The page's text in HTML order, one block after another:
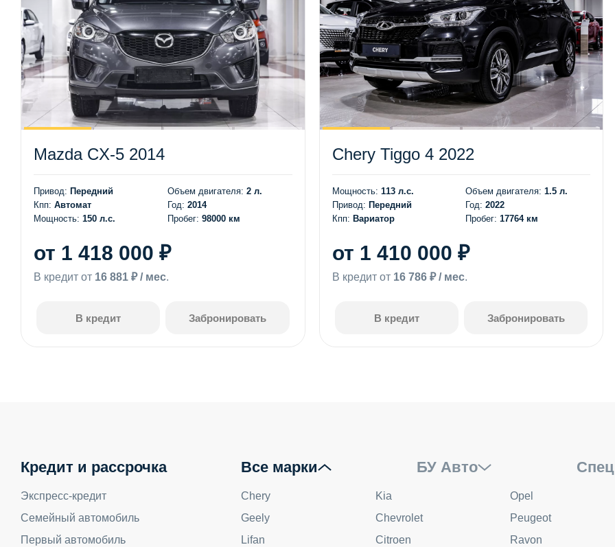
Mazda CX-5 2014
Привод: Передний
Кпп: Автомат
Мощность: 150 л.с.
Объем двигателя: 2 л.
Год: 2014
Пробег: 98000 км
от 1 418 000 ₽
В кредит от 16 881 ₽ / мес.
В кредит Забронировать
Chery Tiggo 4 2022
Мощность: 113 л.с.
Привод: Передний
Кпп: Вариатор
Объем двигателя:1.5 л.
Год:2022
Пробег:17764 км
от 1 410 000 ₽
В кредит от 16 786 ₽ / мес.
В кредит Забронировать
Кредит и рассрочка
Экспресс-кредит
Семейный автомобиль
Первый автомобиль
Все марки БУ Авто
Chery
Geely
Lifan
Kia
Chevrolet
Citroen
Opel
Peugeot
Ravon